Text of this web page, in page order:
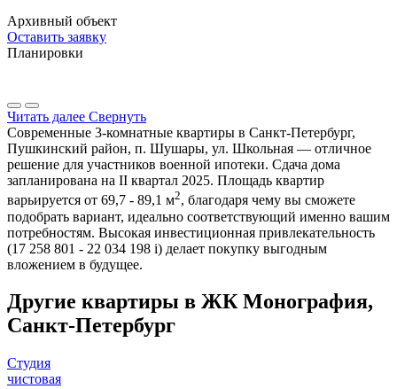
Архивный объект
Оставить заявку
Планировки
Читать далее Свернуть
Современные 3-комнатные квартиры в Санкт-Петербург,
Пушкинский район, п. Шушары, ул. Школьная — отличное
решение для участников военной ипотеки. Сдача дома
запланирована на II квартал 2025. Площадь квартир
варьируется от 69,7 - 89,1 м2, благодаря чему вы сможете
подобрать вариант, идеально соответствующий именно вашим
потребностям. Высокая инвестиционная привлекательность
(17 258 801 - 22 034 198 i) делает покупку выгодным
вложением в будущее.
Другие квартиры в ЖК Монография,
Санкт-Петербург
Студия
чистовая